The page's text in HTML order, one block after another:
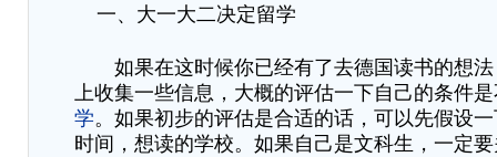
一、大一大二决定留学
如果在这时候你已经有了去德国读书的想法
上收集一些信息，大概的评估一下自己的条件
学。如果初步的评估是合适的话，可以先假设
时间，想读的学校。如果自己是文科生，一定